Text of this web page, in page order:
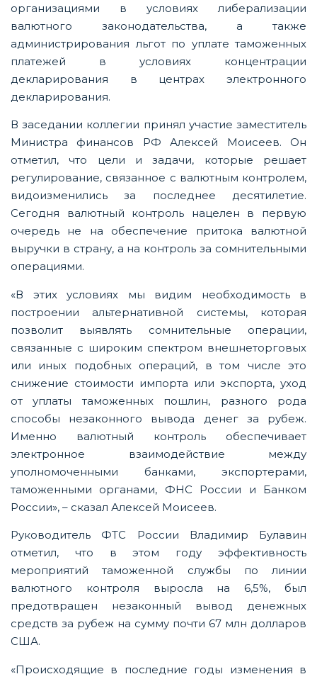
организациями в условиях либерализации
валютного законодательства, а также
администрирования льгот по уплате таможенных
платежей в условиях концентрации
декларирования в центрах электронного
декларирования.
В заседании коллегии принял участие заместитель
Министра финансов РФ Алексей Моисеев. Он
отметил, что цели и задачи, которые решает
регулирование, связанное с валютным контролем,
видоизменились за последнее десятилетие.
Сегодня валютный контроль нацелен в первую
очередь не на обеспечение притока валютной
выручки в страну, а на контроль за сомнительными
операциями.
«В этих условиях мы видим необходимость в
построении альтернативной системы, которая
позволит выявлять сомнительные операции,
связанные с широким спектром внешнеторговых
или иных подобных операций, в том числе это
снижение стоимости импорта или экспорта, уход
от уплаты таможенных пошлин, разного рода
способы незаконного вывода денег за рубеж.
Именно валютный контроль обеспечивает
электронное взаимодействие между
уполномоченными банками, экспортерами,
таможенными органами, ФНС России и Банком
России», – сказал Алексей Моисеев.
Руководитель ФТС России Владимир Булавин
отметил, что в этом году эффективность
мероприятий таможенной службы по линии
валютного контроля выросла на 6,5%, был
предотвращен незаконный вывод денежных
средств за рубеж на сумму почти 67 млн долларов
США.
«Происходящие в последние годы изменения в